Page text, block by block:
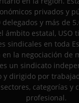
privados y
delegados y más de
ámbito estatal, USO
sindicales en toda
la negociación de
un sindicato
y dirigido por
categorías y
profesional.